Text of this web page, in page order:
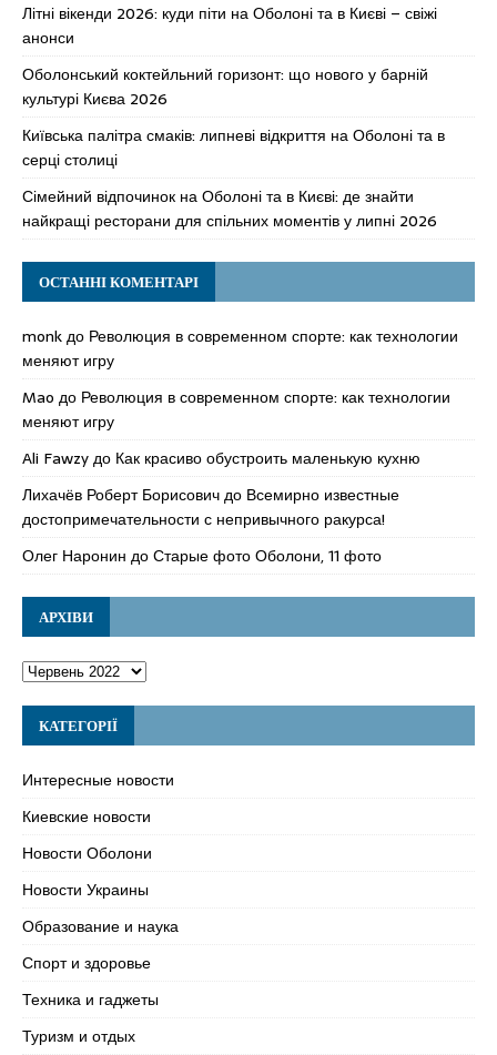
Літні вікенди 2026: куди піти на Оболоні та в Києві – свіжі
анонси
Оболонський коктейльний горизонт: що нового у барній
культурі Києва 2026
Київська палітра смаків: липневі відкриття на Оболоні та в
серці столиці
Сімейний відпочинок на Оболоні та в Києві: де знайти
найкращі ресторани для спільних моментів у липні 2026
ОСТАННІ КОМЕНТАРІ
monkдо Революция в современном спорте: как технологии
меняют игру
Mao до Революция в современном спорте: как технологии
меняют игру
Ali Fawzyдо Как красиво обустроить маленькую кухню
Лихачёв Роберт Борисовичдо Всемирно известные
достопримечательности с непривычного ракурса!
Олег Наронин доСтарые фото Оболони, 11 фото
АРХІВИ
КАТЕГОРІЇ
Интересные новости
Киевские новости
Новости Оболони
Новости Украины
Образование и наука
Спорт и здоровье
Техника и гаджеты
Туризм и отдых